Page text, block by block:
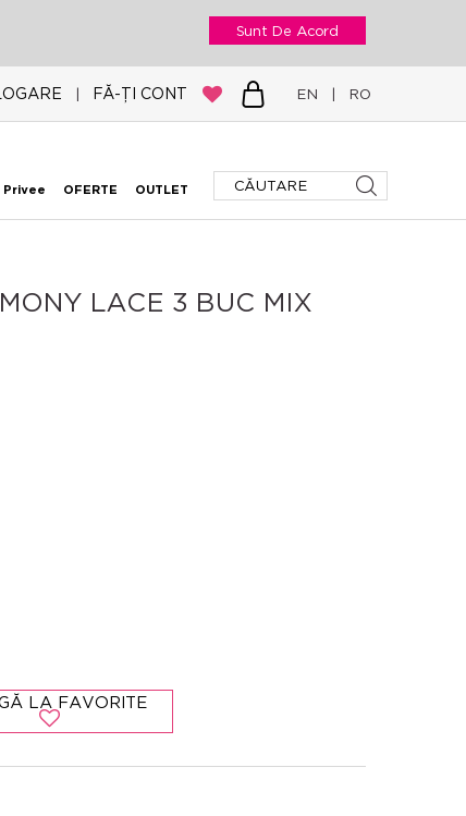
Sunt De Acord
| FĂ-ȚI CONT EN | RO
Privee OFERTE OUTLET
LACE 3 BUC MIX
LA FAVORITE